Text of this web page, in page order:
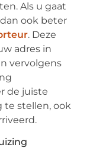
Als u gaat
ook beter
. Deze
adres in
vervolgens
de juiste
te stellen, ook